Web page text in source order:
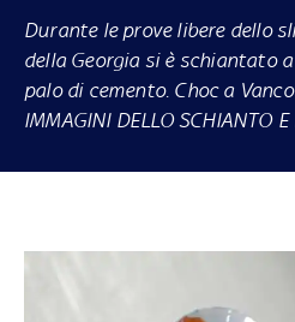
Durante le prove libere dello
della Georgia si è schiantato
palo di cemento. Choc a
IMMAGINI DELLO SCHIANTO E